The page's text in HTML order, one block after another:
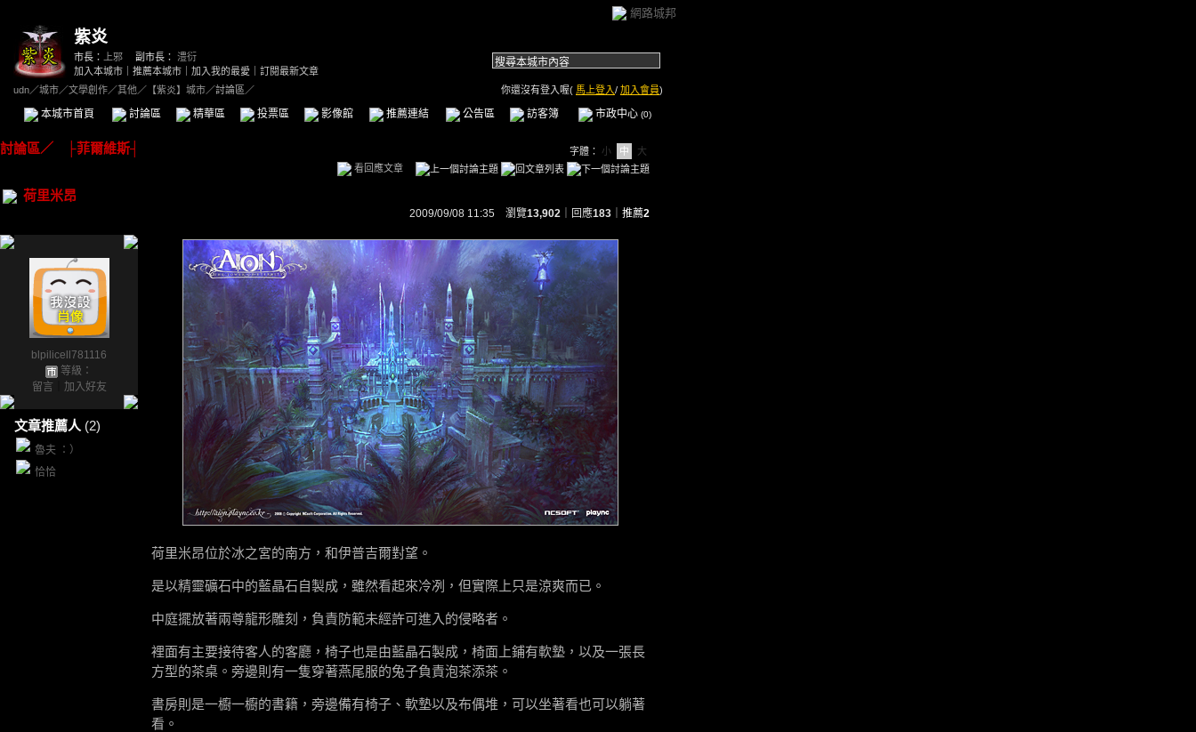
網路城邦
紫炎
市長： 上邪 副市長： 澧衍
加入本城市
推薦本城市 加入我的最愛
訂閱最新文章
udn／城市／文學創作／其他／ 【紫炎】城市／討論區／ 你還沒有登入喔( 馬上登入/ 加入會員)
本城市首頁 討論區 精華區 投票區 影像館 推薦連結 公告區 訪客簿 市政中心 (0)
討論區／ ├菲爾維斯┤ 字體： 小 中
大
看回應文章
荷里米昂
2009/09/08 11:35 瀏覽13,902 ｜回應183 推薦2
blpilicell781116
等級：
留言
加入好友
文章推薦人 (2)
魯夫 ：）
恰恰
荷里米昂位於冰之宮的南方，和伊普吉爾對望。
是以精靈礦石中的藍晶石自製成，雖然看起來冷冽，但實際上只是涼爽而已。
中庭擺放著兩尊龍形雕刻，負責防範未經許可進入的侵略者。
裡面有主要接待客人的客廳，椅子也是由藍晶石製成，椅面上鋪有軟墊，以及一張長
方型的茶桌。旁邊則有一隻穿著燕尾服的兔子負責泡茶添茶。
書房則是一櫥一櫥的書籍，旁邊備有椅子、軟墊以及布偶堆，可以坐著看也可以躺著
看。